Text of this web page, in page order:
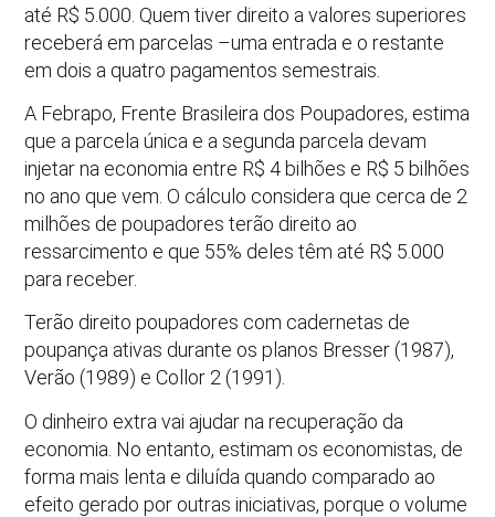
até R$ 5.000. Quem tiver direito a valores superiores
receberá em parcelas –uma entrada e o restante
em dois a quatro pagamentos semestrais.
A Febrapo, Frente Brasileira dos Poupadores, estima
que a parcela única e a segunda parcela devam
injetar na economia entre R$ 4 bilhões e R$ 5 bilhões
no ano que vem. O cálculo considera que cerca de 2
milhões de poupadores terão direito ao
ressarcimento e que 55% deles têm até R$ 5.000
para receber.
Terão direito poupadores com cadernetas de
poupança ativas durante os planos Bresser (1987),
Verão (1989) e Collor 2 (1991).
O dinheiro extra vai ajudar na recuperação da
economia. No entanto, estimam os economistas, de
forma mais lenta e diluída quando comparado ao
efeito gerado por outras iniciativas, porque o volume